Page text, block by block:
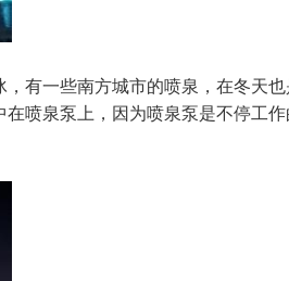
有一些南方城市的喷泉，在冬天
喷泉泵上，因为喷泉泵是不停工